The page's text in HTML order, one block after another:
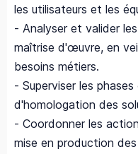
les utilisateurs et les
- Analyser et valider
maîtrise d'œuvre, en
besoins métiers.
- Superviser les
d'homologation des
- Coordonner les
mise en production